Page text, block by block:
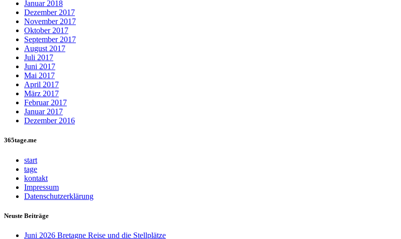
Januar 2018
Dezember 2017
November 2017
Oktober 2017
September 2017
August 2017
Juli 2017
Juni 2017
Mai 2017
April 2017
März 2017
Februar 2017
Januar 2017
Dezember 2016
365tage.me
start
tage
kontakt
Impressum
Datenschutzerklärung
Neuste Beiträge
Juni 2026 Bretagne Reise und die Stellplätze